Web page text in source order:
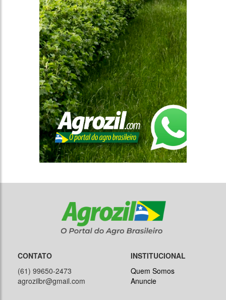
CONTATO
(61) 99650-2473
agrozilbr@gmail.com
INSTITUCIONAL
Quem Somos
Anuncie